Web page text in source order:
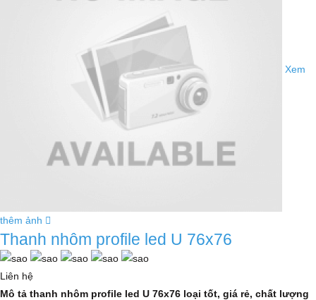
Xem
thêm ảnh
Thanh nhôm profile led U 76x76
Liên hệ
Mô tả thanh nhôm profile led U 76x76 loại tốt, giá rẻ, chất lượng